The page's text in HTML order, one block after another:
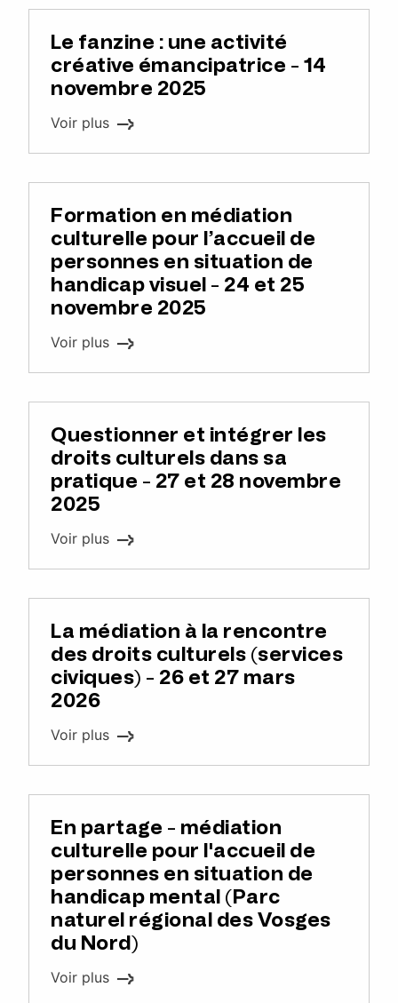
Le fanzine : une activité
créative émancipatrice - 14
novembre 2025
Voir plus
Formation en médiation
culturelle pour l’accueil de
personnes en situation de
handicap visuel - 24 et 25
novembre 2025
Voir plus
Questionner et intégrer les
droits culturels dans sa
pratique - 27 et 28 novembre
2025
Voir plus
La médiation à la rencontre
des droits culturels (services
civiques) - 26 et 27 mars
2026
Voir plus
En partage - médiation
culturelle pour l'accueil de
personnes en situation de
handicap mental (Parc
naturel régional des Vosges
du Nord)
Voir plus